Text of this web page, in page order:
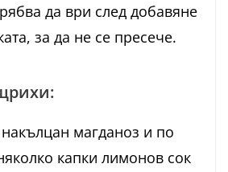
да ври след добавяне
за да не се пресече.
магданоз и по
капки лимонов сок